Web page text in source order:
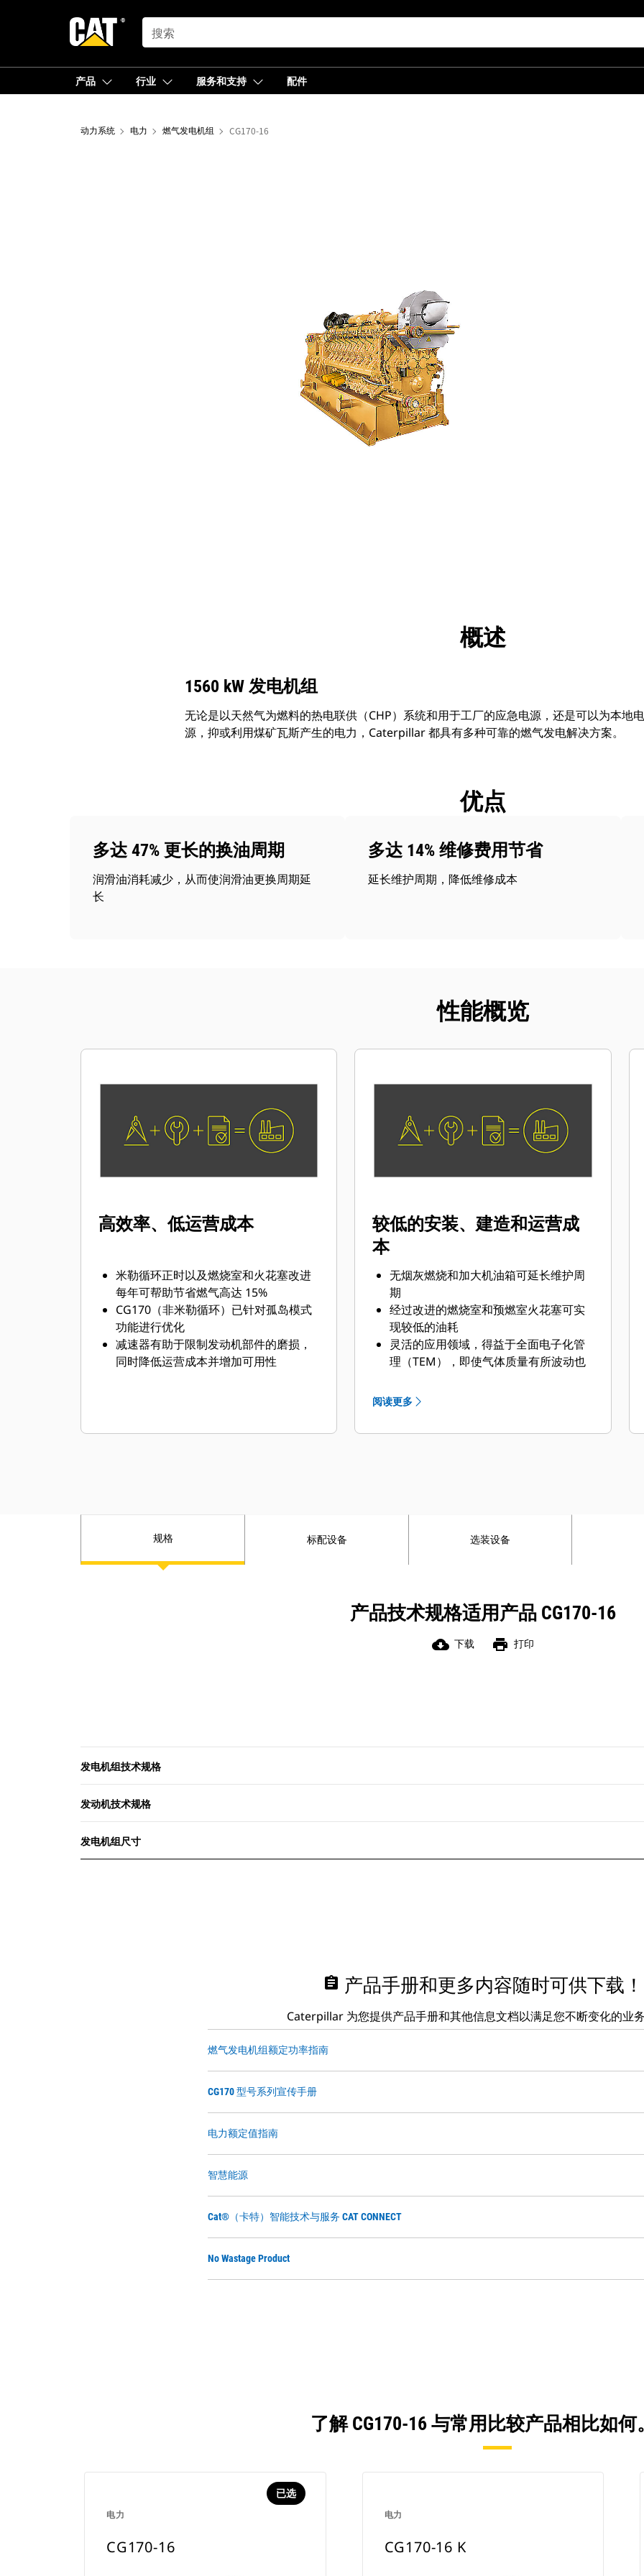
SEARCH
产品 行业 服务和支持 配件
动力系统 电力 燃气发电机组 CG170-16
展示
概述
1560 kW 发电机组
无论是以天然气为燃料的热电联供（CHP）系统和用于工厂的应急电源，还是可以为本地
源，抑或利用煤矿瓦斯产生的电力，Caterpillar 都具有多种可靠的燃气发电解决方案。
优点
多达 47% 更长的换油周期
润滑油消耗减少，从而使润滑油更换周期延
长
多达 14% 维修费用节省
延长维护周期，降低维修成本
性能概览
高效率、低运营成本
米勒循环正时以及燃烧室和火花塞改进
每年可帮助节省燃气高达 15%
CG170（非米勒循环）已针对孤岛模式
功能进行优化
减速器有助于限制发动机部件的磨损，
同时降低运营成本并增加可用性
较低的安装、建造和运营成
本
无烟灰燃烧和加大机油箱可延长维护周
期
经过改进的燃烧室和预燃室火花塞可实
现较低的油耗
灵活的应用领域，得益于全面电子化管
理（TEM），即使气体质量有所波动也
经过优化的机油管理
阅读更多
规格 标配设备 选装设备
产品技术规格适用产品 CG170-16
cloud_download 下载 print 打印
发电机组技术规格
发动机技术规格
发电机组尺寸
assignment 产品手册和更多内容随时可供下载！
Caterpillar 为您提供产品手册和其他信息文档以满足您不断变化的业
燃气发电机组额定功率指南
CG170 型号系列宣传手册
电力额定值指南
智慧能源
Cat®（卡特）智能技术与服务 CAT CONNECT
No Wastage Product
了解 CG170-16 与常用比较产品相比如何
电力
已选
CG170-16
电力
CG170-16 K